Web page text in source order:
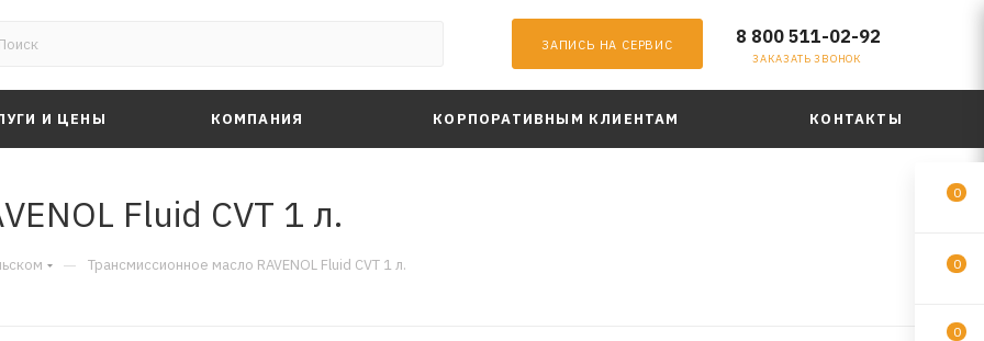
ЗАПИСЬ НА СЕРВИС 8 800 511-02-92
ЗАКАЗАТЬ ЗВОНОК
И ЦЕНЫ КОМПАНИЯ КОРПОРАТИВНЫМ КЛИЕНТАМ КОНТАКТЫ
Fluid CVT 1 л.
— Трансмиссионное масло RAVENOL Fluid CVT 1 л.
0
0
0